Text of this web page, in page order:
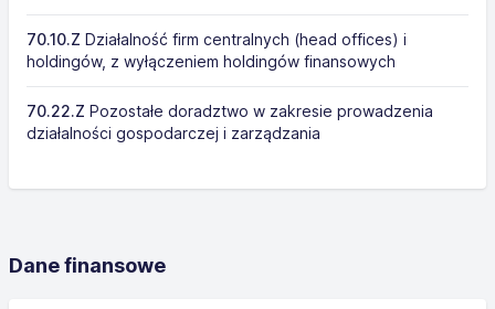
70.10.Z Działalność firm centralnych (head offices) i
holdingów, z wyłączeniem holdingów finansowych
70.22.Z Pozostałe doradztwo w zakresie prowadzenia
działalności gospodarczej i zarządzania
Dane finansowe